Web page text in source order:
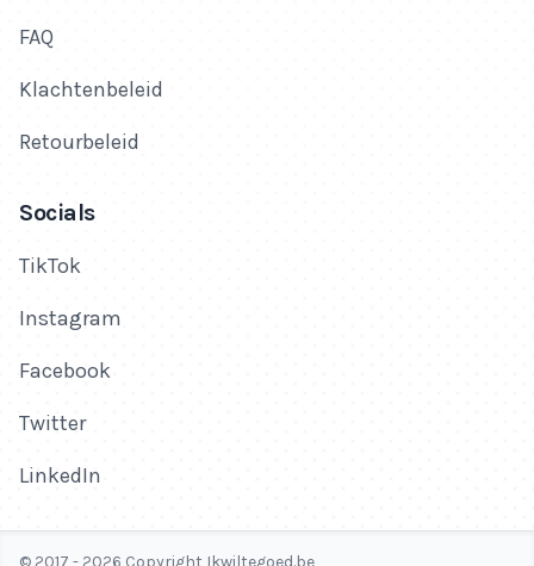
FAQ
Klachtenbeleid
Retourbeleid
Socials
TikTok
Instagram
Facebook
Twitter
LinkedIn
© 2017 - 2026 Copyright Ikwiltegoed.be